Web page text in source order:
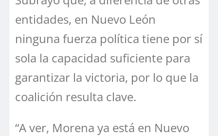
entidades, en Nuevo León
ninguna fuerza política tiene por sí
sola la capacidad suficiente para
garantizar la victoria, por lo que la
coalición resulta clave.
“A ver, Morena ya está en Nuevo